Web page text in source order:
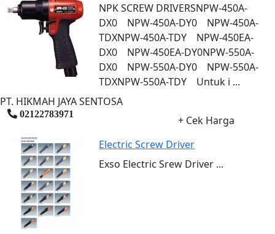
NPK SCREW DRIVERSNPW-450A-
DX0 NPW-450A-DY0 NPW-450A-
TDXNPW-450A-TDY NPW-450EA-
DX0 NPW-450EA-DY0NPW-550A-
DX0 NPW-550A-DY0 NPW-550A-
TDXNPW-550A-TDY Untuk i ...
PT. HIKMAH JAYA SENTOSA
02122783971
+ Cek Harga
Electric Screw Driver
Exso Electric Srew Driver ...